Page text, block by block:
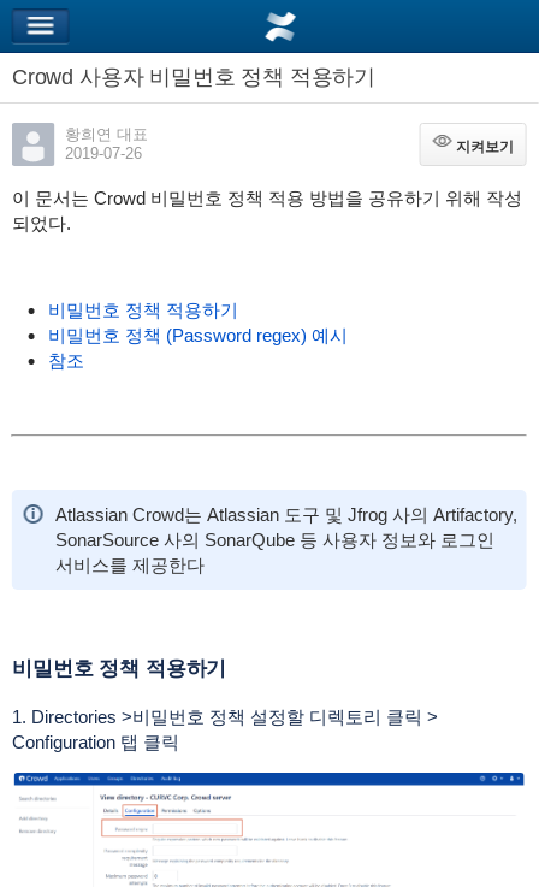
Crowd 사용자 비밀번호 정책 적용하기
황희연 대표
2019-07-26
지켜보기
지켜보기
이 문서는 Crowd 비밀번호 정책 적용 방법을 공유하기 위해 작성
되었다.
비밀번호 정책 적용하기
비밀번호 정책 (Password regex) 예시
참조
Atlassian Crowd는 Atlassian 도구 및 Jfrog 사의 Artifactory,
SonarSource 사의 SonarQube 등 사용자 정보와 로그인
서비스를 제공한다
비밀번호 정책 적용하기
1. Directories >비밀번호 정책 설정할 디렉토리 클릭 >
Configuration 탭 클릭